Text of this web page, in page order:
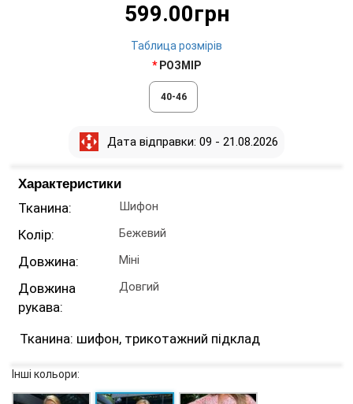
599.00грн
Таблица розмірів
РОЗМІР
40-46
Дата відправки: 09 - 21.08.2026
Характеристики
Тканина: Шифон
Колір: Бежевий
Довжина: Міні
Довжина
рукава:
Довгий
Тканина: шифон, трикотажний підклад
Інші кольори: